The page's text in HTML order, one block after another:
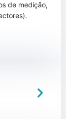
de medição,